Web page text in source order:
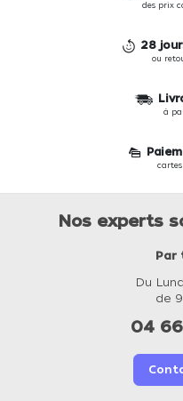
des prix
28
ou
à
Nos experts
Par
Du
de
04